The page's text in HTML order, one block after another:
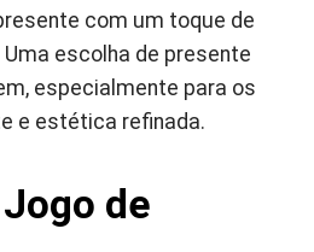
com um toque de
escolha de presente
especialmente para os
e estética refinada.
de